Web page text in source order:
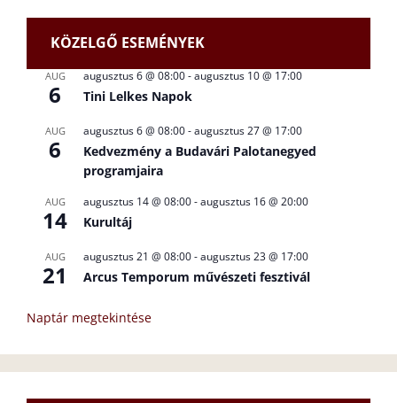
KÖZELGŐ ESEMÉNYEK
AUG
6
augusztus 6 @ 08:00-augusztus 10 @ 17:00
Tini Lelkes Napok
AUG
6
augusztus 6 @ 08:00-augusztus 27 @ 17:00
Kedvezmény a Budavári Palotanegyed
programjaira
AUG
14
augusztus 14 @ 08:00-augusztus 16 @ 20:00
Kurultáj
AUG
21
augusztus 21 @ 08:00-augusztus 23 @ 17:00
Arcus Temporum művészeti fesztivál
Naptár megtekintése